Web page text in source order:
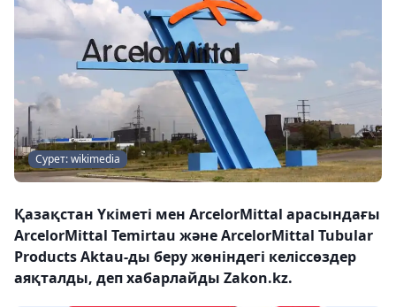
Сурет: wikimedia
Қазақстан Үкіметі мен ArcelorMittal арасындағы
ArcelorMittal Temirtau және ArcelorMittal Tubular
Products Aktau-ды беру жөніндегі келіссөздер
аяқталды, деп хабарлайды Zakon.kz.